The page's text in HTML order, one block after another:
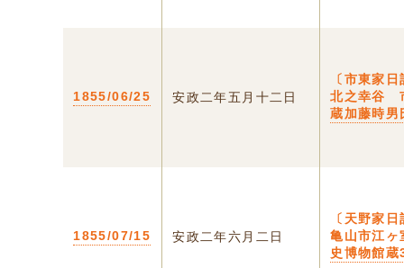
1855/06/25 安政二年五月十二日
〔市東家
北之幸谷
蔵加藤時男
1855/07/15 安政二年六月二日
〔天野家
亀山市江ヶ
史博物館